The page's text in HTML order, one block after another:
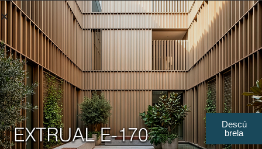
personalmente la confianza depositada en EXTRUAL,
una marca en la que te sentirás respaldado por cientos
de profesionales dispuestos a ayudarte a hacer tus
sueños realidad.
¡Bienvenid@ a Extrual!
Descú
brela